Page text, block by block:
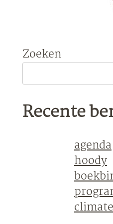
Zoeken
Recente
agenda
hoody